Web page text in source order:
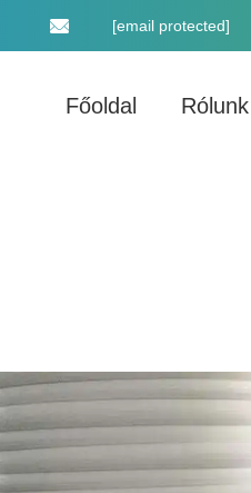
[email protected]
Főoldal Rólunk